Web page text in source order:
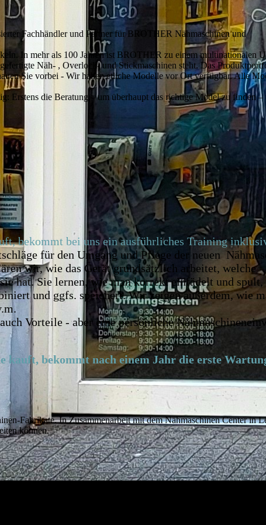
Fachhändler und Partner für BROTHER Nähmaschinen und
In mehr als 100 Jahren ist BROTHER zu einem multinationalen
Näh- , Overlock- und Stickmaschinen steht. Das
Sie vorbei - Wir haben etliche Modelle vor Ort verfügbar. Alle
die Beratung – um überhaupt das richtige Model zu finden –
bekommt bei uns ein ausführliches Training
für den Umgang und Pflege der neuen
wir, wie das Gerät grundsätzlich arbeitet, welche
hat. Sie lernen, wie man korrekt einfädelt und spult,
und ggfs. speichert. Wir zeigen außerdem, wie
Vorteile - aber eine persönliche
bekommt nach einem Jahr die erste
Fabrikate. In Zusammenarbeit mit dem Nähmaschinen Center in
können.